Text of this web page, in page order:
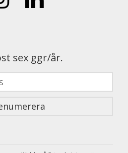
sex ggr/år.